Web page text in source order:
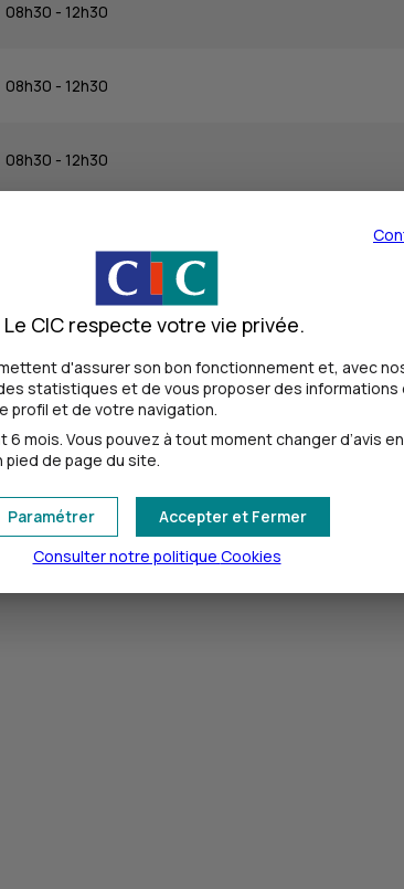
08h30 - 12h30
08h30 - 12h30
08h30 - 12h30
08h30 - 12h30
Fermé
Le CIC respecte votre vie privée.
d'assurer son bon fonctionnement et, avec
statistiques et de vous proposer des informations
profil et de votre navigation.
mois. Vous pouvez à tout moment changer d’avis
de page du site.
Accepter et Fermer
Paramétrer
Consulter notre politique Cookies